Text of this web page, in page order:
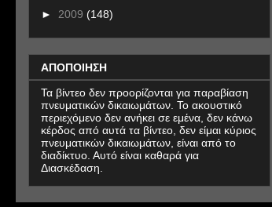
► 2009 (148)
ΑΠΟΠΟΙΗΣΗ
Τα βίντεο δεν προορίζονται για παραβίαση
πνευματικών δικαιωμάτων. Το ακουστικό
περιεχόμενο δεν ανήκει σε εμένα, δεν κάνω
κέρδος από αυτά τα βίντεο, δεν είμαι κύριος
πνευματικών δικαιωμάτων, είναι από το
διαδίκτυο. Αυτό είναι καθαρά για
Διασκέδαση.